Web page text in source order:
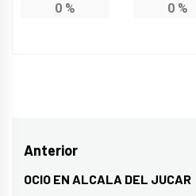
0% 0%
Navegación
de
Anterior
Entrada
OCIO EN ALCALA DEL JUCAR